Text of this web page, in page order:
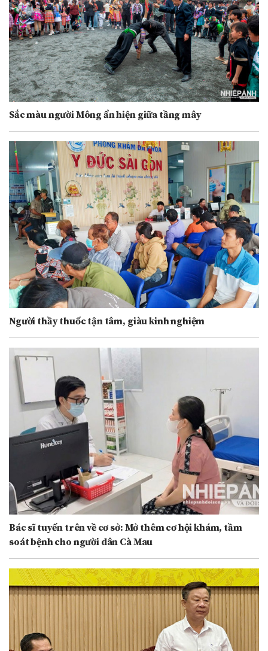
Sắc màu người Mông ẩn hiện giữa tầng mây
Người thầy thuốc tận tâm, giàu kinh nghiệm
Bác sĩ tuyến trên về cơ sở: Mở thêm cơ hội khám, tầm
soát bệnh cho người dân Cà Mau